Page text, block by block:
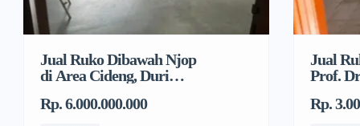
Jual Ruko Dibawah Njop
di Area Cideng, Duri
Rp. 6.000.000.000
Jual
Prof.
Rp.